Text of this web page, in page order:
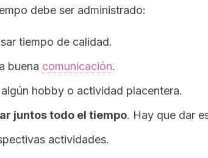
debe ser administrado:
tiempo de calidad.
buena comunicación.
hobby o actividad placentera.
juntos todo el tiempo. Hay que dar
actividades.